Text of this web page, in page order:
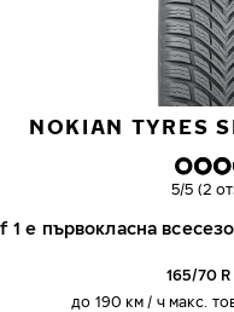
NOKIAN TYRES
е първокласна
Обща
5/5 (2
165/70 R
до 190 км / ч макс.